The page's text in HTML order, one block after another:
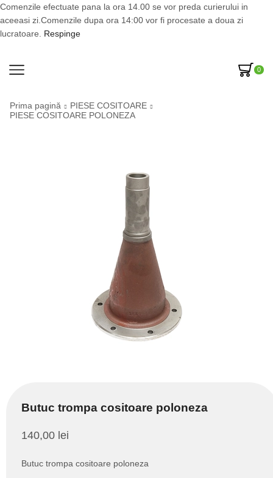
Comenzile efectuate pana la ora 14.00 se vor preda curierului in
aceeasi zi.Comenzile dupa ora 14:00 vor fi procesate a doua zi
lucratoare. Respinge
0
Prima pagină
PIESE COSITOARE
PIESE COSITOARE POLONEZA
Butuc trompa cositoare poloneza
140,00 lei
Butuc trompa cositoare poloneza